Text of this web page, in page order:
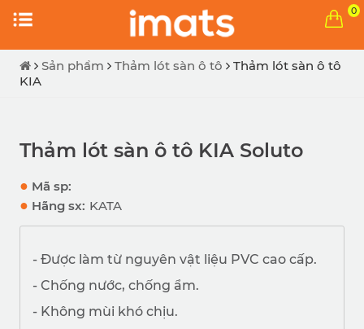
0
Sản phẩm Thảm lót sàn ô tô
Thảm lót sàn ô tô
KIA
Thảm lót sàn ô tô KIA Soluto
● Mã sp:
● Hãng sx: KATA
- Được làm từ nguyên vật liệu PVC cao cấp.
- Chống nước, chống ẩm.
- Không mùi khó chịu.